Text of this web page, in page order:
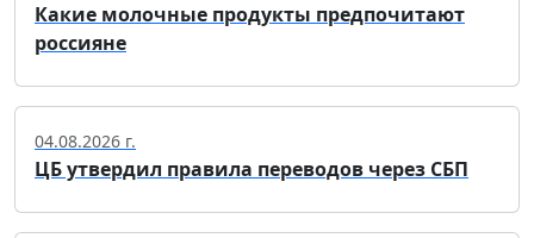
Какие молочные продукты предпочитают
россияне
04.08.2026 г.
ЦБ утвердил правила переводов через СБП